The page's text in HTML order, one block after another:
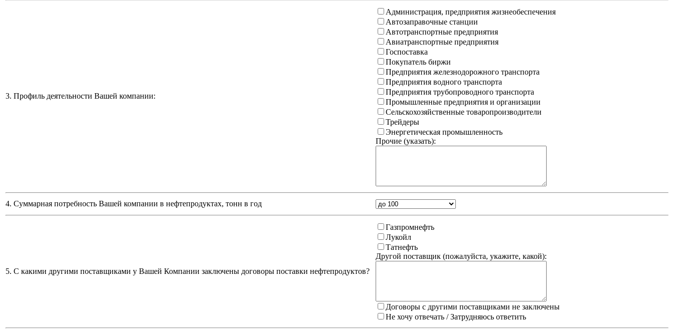
3. Профиль деятельности Вашей компании:
Администрация, предприятия жизнеобеспечения
Автозаправочные станции
Автотранспортные предприятия
Авиатранспортные предприятия
Госпоставка
Покупатель биржи
Предприятия железнодорожного транспорта
Предприятия водного транспорта
Предприятия трубопроводного транспорта
Промышленные предприятия и организации
Сельскохозяйственные товаропроизводители
Трейдеры
Энергетическая промышленность
Прочие (указать):
4. Суммарная потребность Вашей компании в нефтепродуктах, тонн в год
5. С какими другими поставщиками у Вашей Компании заключены договоры поставки нефтепродуктов?
Газпромнефть
Лукойл
Татнефть
Другой поставщик (пожалуйста, укажите, какой):
Договоры с другими поставщиками не заключены
Не хочу отвечать / Затрудняюсь ответить